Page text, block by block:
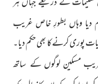
دیا وہاں بطورِ خاص غریب
پوری کرنے کا بھی حکم دیا۔
مسکین لوگوں کے ساتھ